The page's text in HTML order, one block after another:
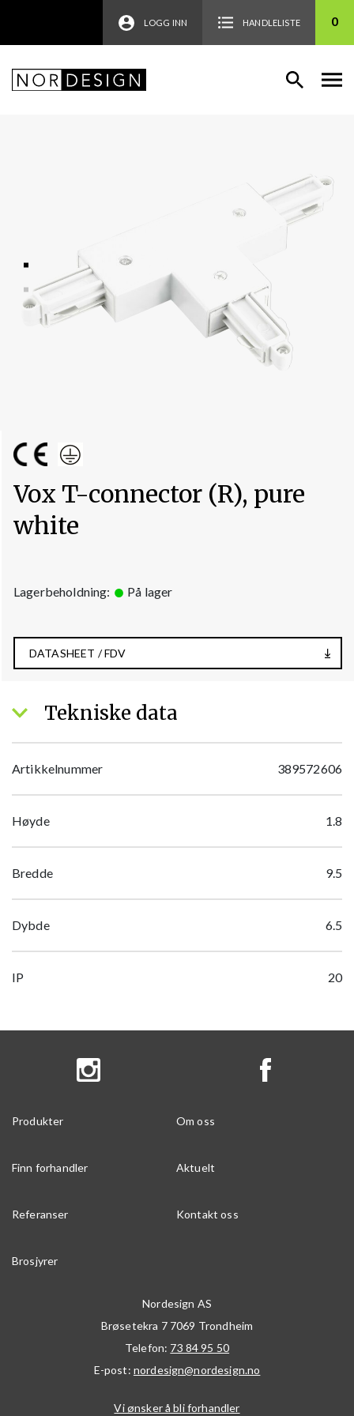
LOGG INN HANDLELISTE 0
Vox T-connector (R), pure
white
Lagerbeholdning: På lager
DATASHEET / FDV
Tekniske data
Artikkelnummer 389572606
Høyde 1.8
Bredde 9.5
Dybde 6.5
IP 20
Produkter Om oss
Finn forhandler Aktuelt
Referanser Kontakt oss
Brosjyrer
Nordesign AS
Brøsetekra 7 7069 Trondheim
Telefon: 73 84 95 50
E-post: nordesign@nordesign.no
Vi ønsker å bli forhandler